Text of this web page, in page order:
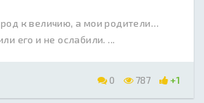
к величию, а мои родители…
его и не ослабили. ...
0 787 +1